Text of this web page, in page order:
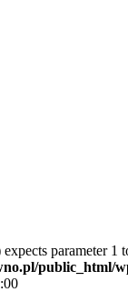
parameter
public_html/